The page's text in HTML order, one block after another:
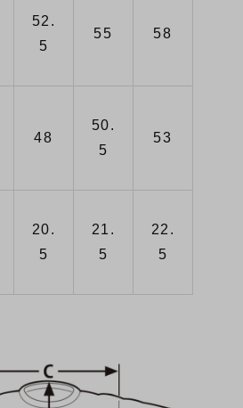
52.
5
55 58
48
50.
5
53
20.
5
21.
5
22.
5